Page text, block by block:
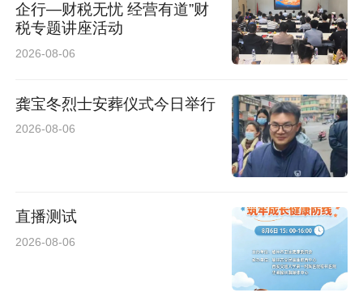
企行—财税无忧 经营有道”财
税专题讲座活动
2026-08-06
龚宝冬烈士安葬仪式今日举行
2026-08-06
直播测试
2026-08-06